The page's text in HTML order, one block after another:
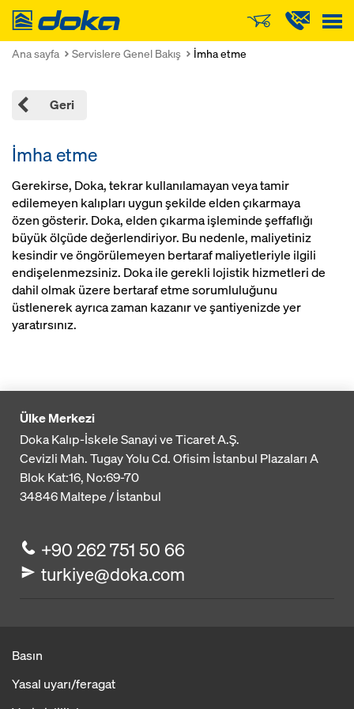
Doka
Ana sayfa Servislere Genel Bakış İmha etme
Geri
İmha etme
Gerekirse, Doka, tekrar kullanılamayan veya tamir
edilemeyen kalıpları uygun şekilde elden çıkarmaya
özen gösterir. Doka, elden çıkarma işleminde şeffaflığı
büyük ölçüde değerlendiriyor. Bu nedenle, maliyetiniz
kesindir ve öngörülemeyen bertaraf maliyetleriyle ilgili
endişelenmezsiniz. Doka ile gerekli lojistik hizmetleri de
dahil olmak üzere bertaraf etme sorumluluğunu
üstlenerek ayrıca zaman kazanır ve şantiyenizde yer
yaratırsınız.
Ülke Merkezi
Doka Kalıp-İskele Sanayi ve Ticaret A.Ş.
Cevizli Mah. Tugay Yolu Cd. Ofisim İstanbul Plazaları A
Blok Kat:16, No:69-70
34846Maltepe / İstanbul
+90 262 751 50 66
turkiye@doka.com
Basın
Yasal uyarı/feragat